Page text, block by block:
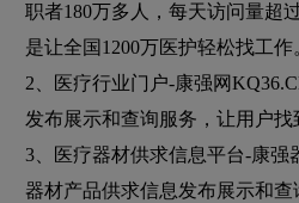
职者180万多人，每天访问量超
是让全国1200万医护轻松找工作
2、医疗行业门户-康强网
发布展示和查询服务，让用户找
3、医疗器材供求信息平台-康强
器材产品供求信息发布展示和